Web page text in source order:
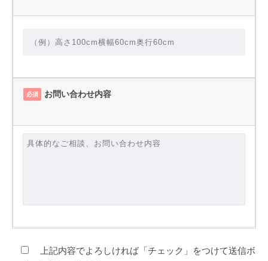
必須 お問い合わせ内容
上記内容でよろしければ「チェック」をつけて送信ボ